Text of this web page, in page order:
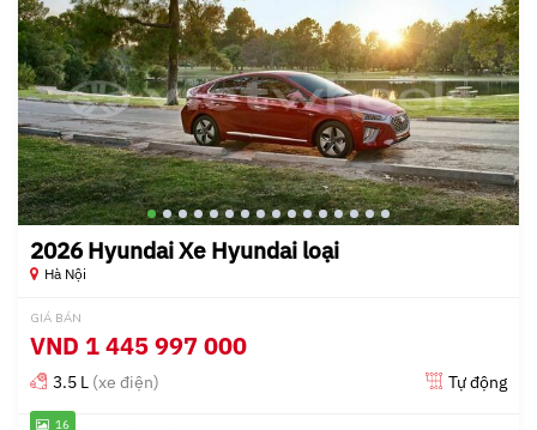
16
2026 Hyundai Xe Hyundai loại
Hà Nội
GIÁ BÁN
VND 1 445 997 000
3.5 L (xe điện) Tự động